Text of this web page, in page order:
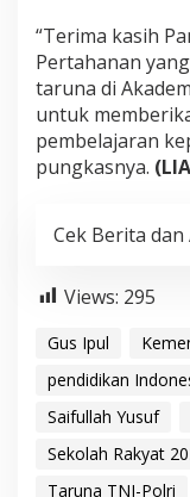
“Terima kasih
Pertahanan
taruna di
untuk
pembelajaran
pungkasnya.
Cek Berita
Views: 295
Gus Ipul
pendidikan
Saifullah Yusuf
Sekolah Rakyat
Taruna TNI-Polri